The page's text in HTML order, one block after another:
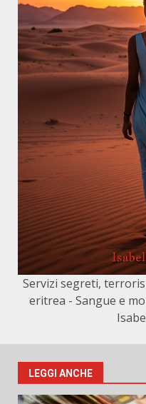
Servizi segreti,
eritrea - Sangue e
LEGGI ANCHE